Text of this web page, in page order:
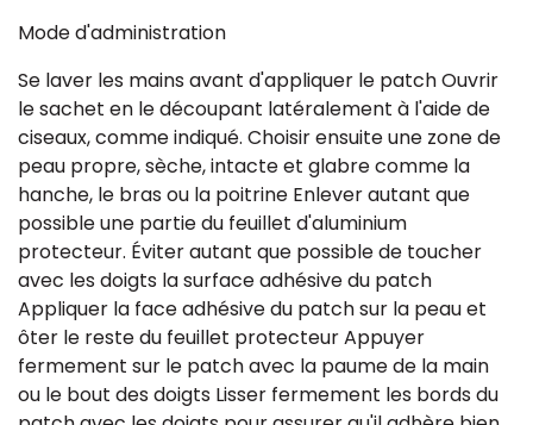
Mode d'administration
Se laver les mains avant d'appliquer le patch Ouvrir
le sachet en le découpant latéralement à l'aide de
ciseaux, comme indiqué. Choisir ensuite une zone de
peau propre, sèche, intacte et glabre comme la
hanche, le bras ou la poitrine Enlever autant que
possible une partie du feuillet d'aluminium
protecteur. Éviter autant que possible de toucher
avec les doigts la surface adhésive du patch
Appliquer la face adhésive du patch sur la peau et
ôter le reste du feuillet protecteur Appuyer
fermement sur le patch avec la paume de la main
ou le bout des doigts Lisser fermement les bords du